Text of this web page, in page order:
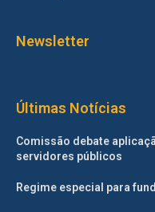
Newsletter
Últimas Notícias
Comissão debate
servidores públicos
Regime especial para